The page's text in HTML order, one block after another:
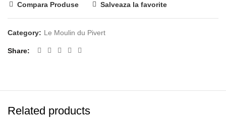
Compara Produse Salveaza la favorite
Category: Le Moulin du Pivert
Share
Related products